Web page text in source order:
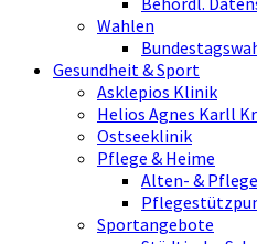
Wahlen
Gesundheit & Sport
Asklepios Klinik
Helios Agnes Karll
Ostseeklinik
Pflege & Heime
Alten- &
Sportangebote